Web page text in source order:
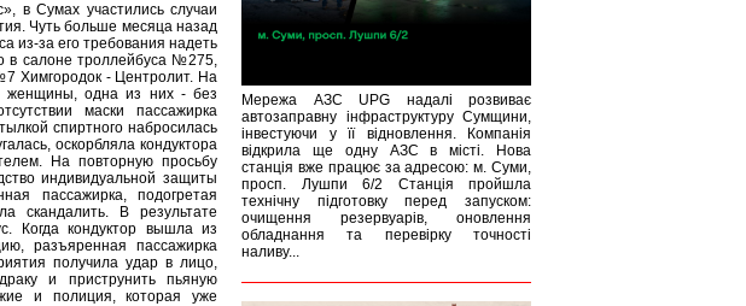
в Сумах участились случаи
Чуть больше месяца назад
из-за его требования надеть
в салоне троллейбуса №275,
Химгородок - Центролит. На
женщины, одна из них - без
маски пассажирка
спиртного набросилась
оскорбляла кондуктора
На повторную просьбу
индивидуальной защиты
пассажирка, подогретая
скандалить. В результате
Когда кондуктор вышла из
разъяренная пассажирка
получила удар в лицо,
и приструнить пьяную
и полиция, которая уже
Мережа АЗС UPG надалі розвиває
автозаправну інфраструктуру Сумщини,
інвестуючи у її відновлення. Компанія
відкрила ще одну АЗС в місті. Нова
станція вже працює за адресою: м. Суми,
просп. Лушпи 6/2 Станція пройшла
технічну підготовку перед запуском:
очищення резервуарів, оновлення
обладнання та перевірку точності
наливу...